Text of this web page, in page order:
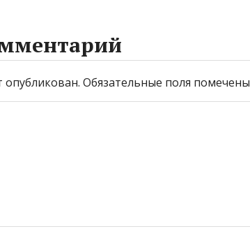
опубликован. Обязательные поля помечены